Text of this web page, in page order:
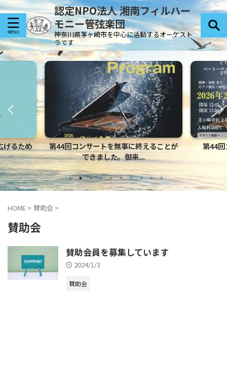
認定NPO法人 湘南フィルハー
モニー管弦楽団
神奈川県茅ヶ崎市を中心に活動するオーケスト
ラです
げるため
第44回コンサートを無事に終えることが
できました。御来...
第44
HOME > 賛助会 >
賛助会
賛助会員を募集しています
2024/1/3
賛助会